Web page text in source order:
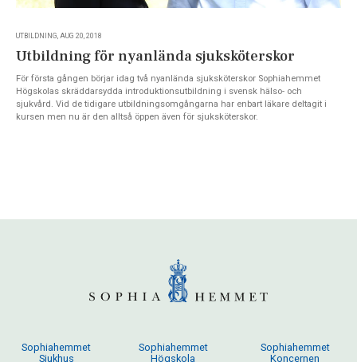
UTBILDNING, AUG 20, 2018
Utbildning för nyanlända sjuksköterskor
För första gången börjar idag två nyanlända sjuksköterskor Sophiahemmet
Högskolas skräddarsydda introduktionsutbildning i svensk hälso- och
sjukvård. Vid de tidigare utbildningsomgångarna har enbart läkare deltagit i
kursen men nu är den alltså öppen även för sjuksköterskor.
Sophiahemmet
Sjukhus
Sophiahemmet
Högskola
Sophiahemmet
Koncernen